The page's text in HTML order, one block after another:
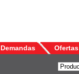
Demandas Ofertas